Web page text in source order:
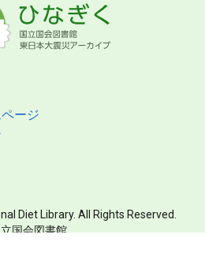
ージ
Diet Library. All Rights Reserved.